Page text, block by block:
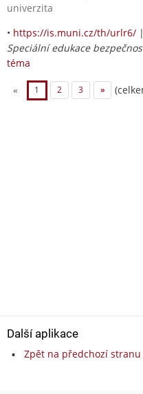
univerzita
• https://is.muni.cz/th/urlr6/ |
Speciální edukace
téma
« 1 2 3 »
Další aplikace
Zpět na předchozí stranu